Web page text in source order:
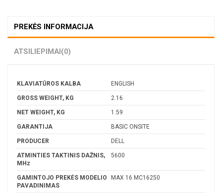
PREKĖS INFORMACIJA
ATSILIEPIMAI(0)
KLAVIATŪROS KALBA ENGLISH
GROSS WEIGHT, KG 2.16
NET WEIGHT, KG 1.59
GARANTIJA BASIC ONSITE
PRODUCER DELL
ATMINTIES TAKTINIS DAŽNIS,
MHz
5600
GAMINTOJO PREKĖS MODELIO
PAVADINIMAS
MAX 16 MC16250